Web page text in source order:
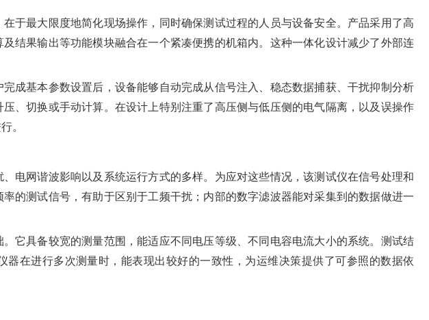
于最大限度地简化现场操作，同时确保测试过程的人员与设备安全。产品采用了高
结果输出等功能模块融合在一个紧凑便携的机箱内。这种一体化设计减少了外部连
成基本参数设置后，设备能够自动完成从信号注入、稳态数据捕获、干扰抑制分析
、切换或手动计算。在设计上特别注重了高压侧与低压侧的电气隔离，以及误操作
。
电网谐波影响以及系统运行方式的多样。为应对这些情况，该测试仪在信号处理和
的测试信号，有助于区别于工频干扰；内部的数字滤波器能对采集到的数据做进一
它具备较宽的测量范围，能适应不同电压等级、不同电容电流大小的系统。测试结
器在进行多次测量时，能表现出较好的一致性，为运维决策提供了可参照的数据依